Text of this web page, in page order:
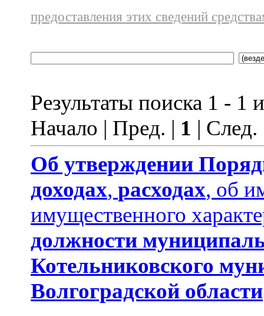
предоставления этих сведений
Результаты поиска 1 - 1
Начало | Пред. | 1 |
Об утверждении
доходах, расходах, об
имущественного
должности
Котельниковского
Волгоградской области